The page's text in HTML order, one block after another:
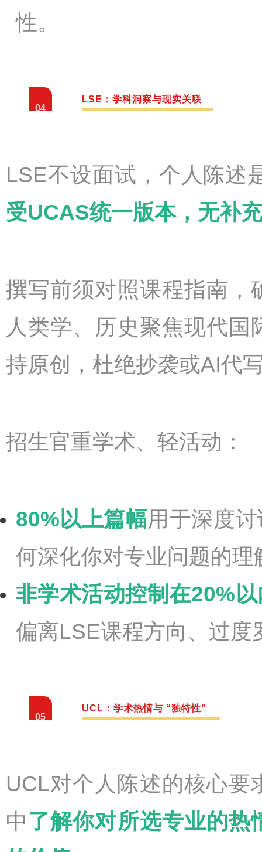
性。
04
LSE：学科洞察与现实关联
LSE不设面试，个人陈述
受UCAS统一版本，无补
撰写前须对照课程指南，
人类学、历史聚焦现代
持原创，杜绝抄袭或AI代
招生官重学术、轻活动：
80%以上篇幅用于深度
何深化你对专业问题的
非学术活动控制在20%
偏离LSE课程方向、过度
05
UCL：学术热情与 “独特性”
UCL对个人陈述的核心
中 了解你对所选专业的热